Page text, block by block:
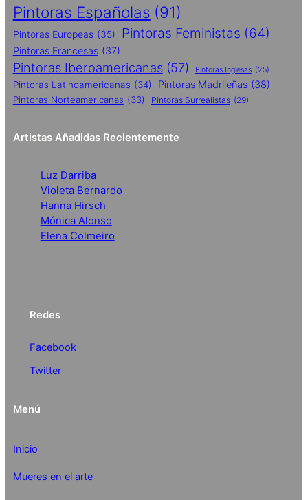
Pintoras Españolas (91)
Pintoras Europeas (35) Pintoras Feministas (64)
Pintoras Francesas (37)
Pintoras Iberoamericanas (57) Pintoras Inglesas (25)
Pintoras Latinoamericanas (34) Pintoras Madrileñas (38)
Pintoras Norteamericanas (33) Pintoras Surrealistas (29)
Artistas Añadidas Recientemente
Luz Darriba
Violeta Bernardo
Hanna Hirsch
Mónica Alonso
Elena Colmeiro
Redes
Facebook
Twitter
Menú
Inicio
Mueres en el arte